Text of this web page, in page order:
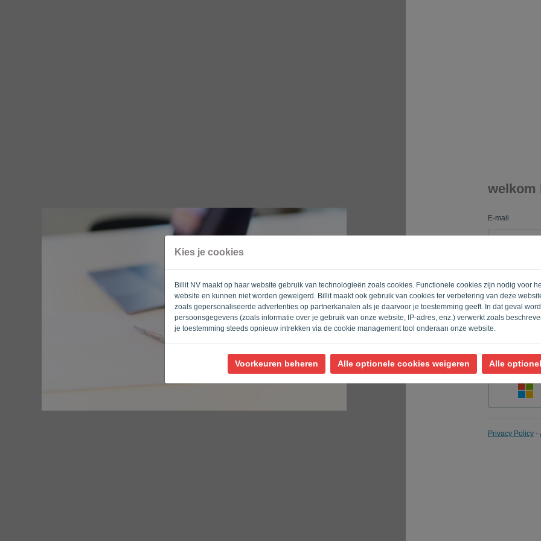
Kies je cookies
Billit NV maakt op haar website gebruik van technologieën zoals cookies. Functionele cookies zijn nodig voor
website en kunnen niet worden geweigerd. Billit maakt ook gebruik van cookies ter verbetering van deze
zoals gepersonaliseerde advertenties op partnerkanalen als je daarvoor je toestemming geeft. In dat geval
persoonsgegevens (zoals informatie over je gebruik van onze website, IP-adres, enz.) verwerkt zoals
je toestemming steeds opnieuw intrekken via de cookie management tool onderaan onze website.
Voorkeuren beheren Alle optionele cookies weigeren Alle
welkom
E-mail
Herinner
Privacy Policy -